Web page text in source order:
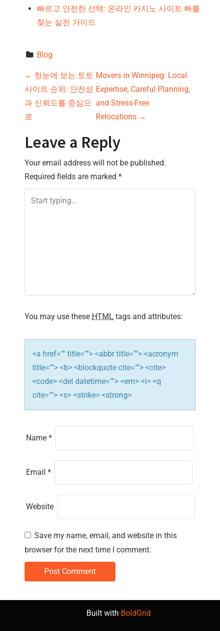
빠르고 안전한 선택: 온라인 카지노 사이트 빠를
찾는 실전 가이드
Blog
P
o
s
t
n
a
v
t
i
o
n
← 한눈에 보는 토토
사이트 순위: 안전성
과 신뢰도를 중심으
로
Movers in Winnipeg: Local
Expertise, Careful Planning,
and Stress-Free
Relocations →
Leave a Reply
Your email address will not be published.
Required fields are marked *
You may use these HTML tags and attributes:
<a href="" title=""> <abbr title=""> <acronym
title=""> <b> <blockquote cite=""> <cite>
<code> <del datetime=""> <em> <i> <q
cite=""> <s> <strike> <strong>
Name *
Email *
Website
Save my name, email, and website in this
browser for the next time I comment.
Built with BoldGrid